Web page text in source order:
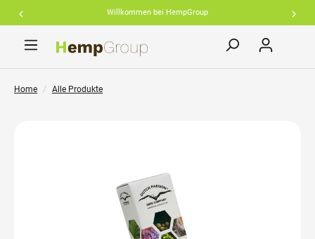
Willkommen bei HempGroup
springen
Home Alle Produkte